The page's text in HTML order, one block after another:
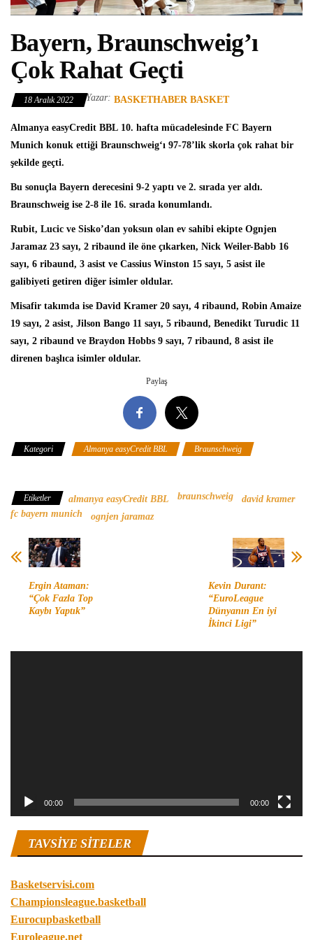
Bayern, Braunschweig’ı
Çok Rahat Geçti
18 Aralık 2022 Yazar: BASKETHABER BASKET
Almanya easyCredit BBL 10. hafta mücadelesinde FC Bayern
Munich konuk ettiği Braunschweig‘ı 97-78’lik skorla çok rahat bir
şekilde geçti.
Bu sonuçla Bayern derecesini 9-2 yaptı ve 2. sırada yer aldı.
Braunschweig ise 2-8 ile 16. sırada konumlandı.
Rubit, Lucic ve Sisko’dan yoksun olan ev sahibi ekipte Ognjen
Jaramaz 23 sayı, 2 ribaund ile öne çıkarken, Nick Weiler-Babb 16
sayı, 6 ribaund, 3 asist ve Cassius Winston 15 sayı, 5 asist ile
galibiyeti getiren diğer isimler oldular.
Misafir takımda ise David Kramer 20 sayı, 4 ribaund, Robin Amaize
19 sayı, 2 asist, Jilson Bango 11 sayı, 5 ribaund, Benedikt Turudic 11
sayı, 2 ribaund ve Braydon Hobbs 9 sayı, 7 ribaund, 8 asist ile
direnen başlıca isimler oldular.
Paylaş
Kategori Almanya easyCredit BBL Braunschweig
Etiketler almanya easyCredit BBL braunschweig
david kramer
fc bayern munich
ognjen jaramaz
Ergin Ataman:
“Çok Fazla Top
Kaybı Yaptık”
Kevin Durant:
“EuroLeague
Dünyanın En iyi
İkinci Ligi”
00:00 00:00
TAVSIYE SITELER
Basketservisi.com
Championsleague.basketball
Eurocupbasketball
Euroleague.net